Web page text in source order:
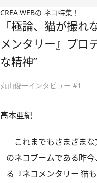
CREA WEBの ネコ特集！
「極論、猫が撮
メンタリー』プロ
な精神”
丸山俊一インタビュー #1
高本亜紀
これまでもさまざま
のネコブームである昨
る『ネコメンタリー 猫